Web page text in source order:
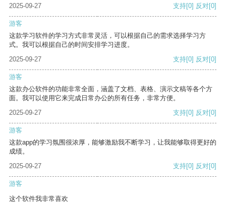
2025-09-27
支持[0] 反对[0]
游客
这款学习软件的学习方式非常灵活，可以根据自己的需求选择学习方
式。我可以根据自己的时间安排学习进度。
2025-09-27
支持[0] 反对[0]
游客
这款办公软件的功能非常全面，涵盖了文档、表格、演示文稿等各个方
面。我可以使用它来完成日常办公的所有任务，非常方便。
2025-09-27
支持[0] 反对[0]
游客
这款app的学习氛围很浓厚，能够激励我不断学习，让我能够取得更好的
成绩。
2025-09-27
支持[0] 反对[0]
游客
这个软件我非常喜欢